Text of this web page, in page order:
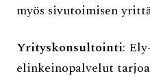
myös sivutoimisen
Yrityskonsultointi:
elinkeinopalvelut